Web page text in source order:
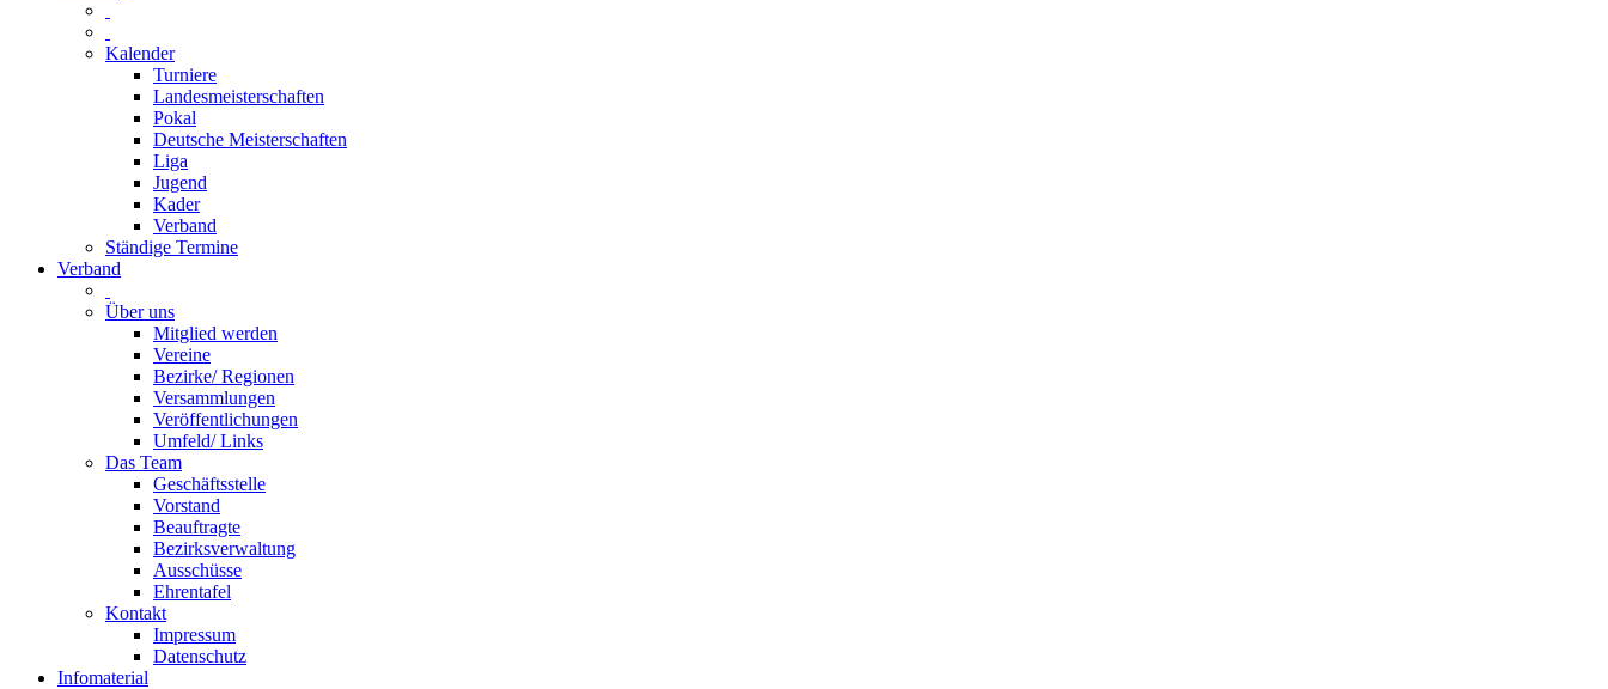
Kalender
Turniere
Landesmeisterschaften
Pokal
Deutsche Meisterschaften
Liga
Jugend
Kader
Verband
Ständige Termine
Verband
Über uns
Mitglied werden
Vereine
Bezirke/ Regionen
Versammlungen
Veröffentlichungen
Umfeld/ Links
Das Team
Geschäftsstelle
Vorstand
Beauftragte
Bezirksverwaltung
Ausschüsse
Ehrentafel
Kontakt
Impressum
Datenschutz
Infomaterial